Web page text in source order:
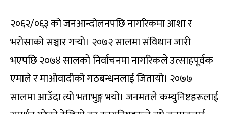
२०६२/०६३ को जनआन्दोलनपछि नागरिकमा आशा र
भरोसाको सञ्चार गर्‍यो। २०७२ सालमा संविधान जारी
भएपछि २०७४ सालको निर्वाचनमा नागरिकले उत्साहपूर्वक
एमाले र माओवादीको गठबन्धनलाई जितायो। २०७७
सालमा आउँदा त्यो भताभुङ्ग भयो। जनमतले कम्युनिष्टहरूलाई